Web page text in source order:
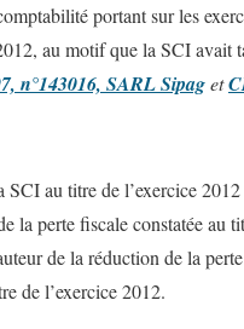
portant sur les
au motif que la SCI avait
n°143016, SARL Sipaget
SCI au titre de l’exercice
la perte fiscale constatée au
de la réduction de la
de l’exercice 2012.